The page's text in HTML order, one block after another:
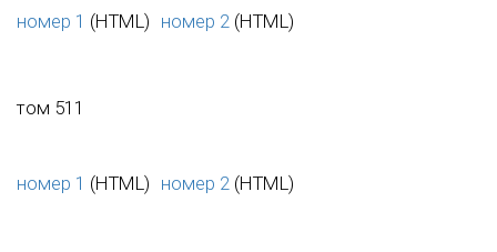
номер 1 (HTML) номер 2 (HTML)
том 511
номер 1 (HTML) номер 2 (HTML)